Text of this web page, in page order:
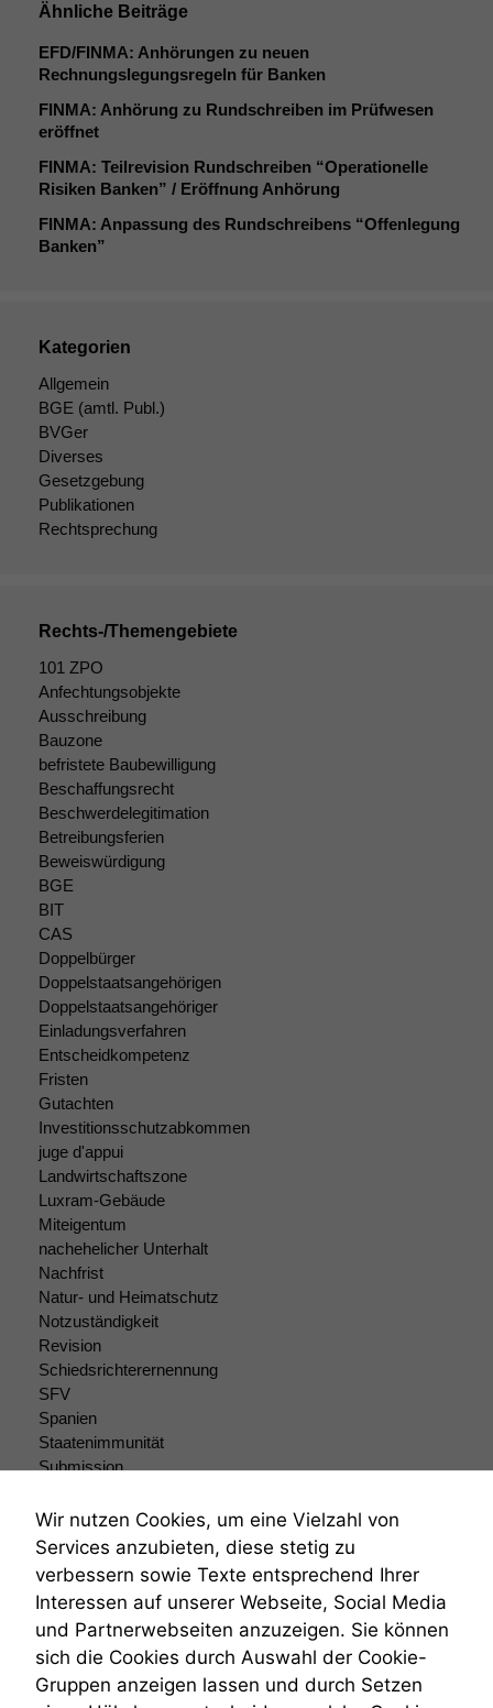
Ähnliche Beiträge
EFD/FINMA: Anhörungen zu neuen
Rechnungslegungsregeln für Banken
FINMA: Anhörung zu Rundschreiben im Prüfwesen
eröffnet
FINMA: Teilrevision Rundschreiben “Operationelle
Risiken Banken” / Eröffnung Anhörung
FINMA: Anpassung des Rundschreibens “Offenlegung
Banken”
Kategorien
Allgemein
BGE (amtl. Publ.)
BVGer
Diverses
Gesetzgebung
Publikationen
Rechtsprechung
Rechts-/Themengebiete
101 ZPO
Anfechtungsobjekte
Ausschreibung
Bauzone
befristete Baubewilligung
Beschaffungsrecht
Beschwerdelegitimation
Betreibungsferien
Beweiswürdigung
BGE
BIT
CAS
Doppelbürger
Doppelstaatsangehörigen
Doppelstaatsangehöriger
Einladungsverfahren
Entscheidkompetenz
Fristen
Gutachten
Investitionsschutzabkommen
juge d'appui
Landwirtschaftszone
Luxram-Gebäude
Miteigentum
nachehelicher Unterhalt
Nachfrist
Natur- und Heimatschutz
Notzuständigkeit
Revision
Schiedsrichterernennung
SFV
Spanien
Staatenimmunität
Submission
Teilungsklage
Venezuela
VRK
Wiederherstellungsanordnung
Zivilprozessordnung
ZPO
Zustellfiktion
Zuständigkeit
Wir nutzen Cookies, um eine Vielzahl von
Services anzubieten, diese stetig zu
verbessern sowie Texte entsprechend Ihrer
Interessen auf unserer Webseite, Social Media
und Partnerwebseiten anzuzeigen. Sie können
sich die Cookies durch Auswahl der Cookie-
Gruppen anzeigen lassen und durch Setzen
verbessern,
zeichnen
wir
anonyme
statistische
Daten auf.